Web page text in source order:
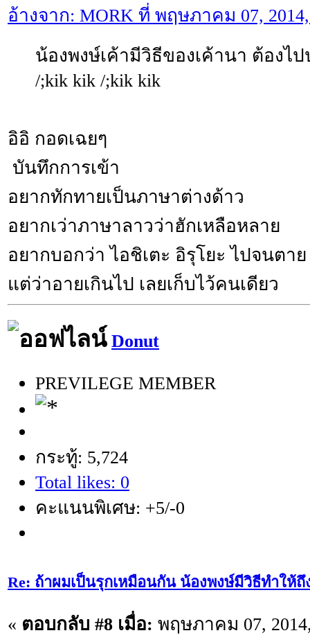
อ้างจาก: MORK ที่ พฤษภาคม 07, 2014,
น้องพงษ์เค้ามีวิธีของเค้านา ต้องไ
/;kik kik /;kik kik
อิอิ กอดเฉยๆ
บันทึกการเข้า
อยากทักทายเป็นภาษาต่างด้าว
อยากเว่าภาษาลาวว่าฮักเหลือหลาย
อยากบอกว่า ไอชิเตะ อิรุโยะ ไปจนตาย
แต่ว่าอายเกินไป เลยเก็บไว้คนเดียว
Donut
PREVILEGE MEMBER
กระทู้: 5,724
Total likes: 0
คะแนนพิเศษ: +5/-0
Re: ถ้าผมเป็นรุกเหมือนกัน น้องพงษ์มีวิธีทำให้ถึ
« ตอบกลับ #8 เมื่อ: พฤษภาคม 07,